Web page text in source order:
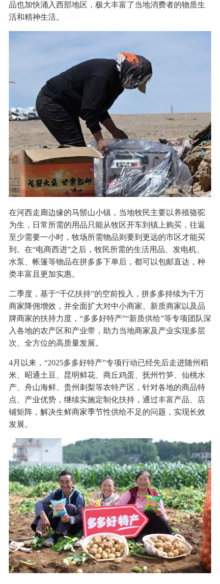
品也加快涌入西部地区，极大丰富了当地消费者的物质生
活和精神生活。
在河西走廊边缘的马鬃山小镇，当地牧民主要以养殖骆驼
为生，日常所需的用品只能从牧区开车到镇上购买，往返
至少需要一小时，牧场所需物品则要到更远的市区才能买
到。在“电商西进”之后，牧民所需的生活用品、发电机、
水泵、帐篷等物品在拼多多下单后，都可以包邮直达，种
类丰富且更加实惠。
二季度，基于“千亿扶持”的空前投入，拼多多持续为千万
商家降佣增效，并全面扩大对中小商家、新质商家以及品
牌商家的扶持力度，“多多好特产”“新质供给”等专项团队深
入各地的农产区和产业带，助力当地商家及产业实现多层
次、全方位的高质量发展。
4月以来，“2025多多好特产”专项行动已经先后走进随州稻
米、昭通土豆、昆明鲜花、商丘鸡蛋、抚州竹笋、仙桃水
产、舟山海鲜、贵州刺梨等农特产区，针对各地的商品特
点、产业优势，继续实施定制化扶持，通过丰富产品、店
铺矩阵，解决生鲜商家季节性供给不足的问题，实现长效
发展。